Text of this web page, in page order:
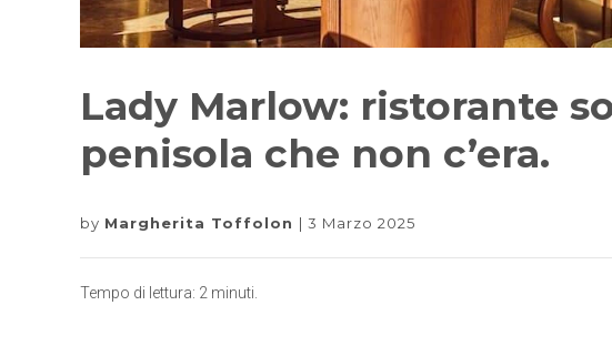
Lady Marlow: ristorante
penisola che non c’era.
by Margherita Toffolon 3 Marzo 2025
Tempo di lettura: 2 minuti.